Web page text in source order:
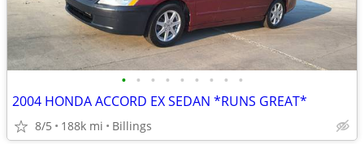
• • • • • • • • •
2004 HONDA ACCORD EX SEDAN *RUNS GREAT*
8/5 188k mi Billings